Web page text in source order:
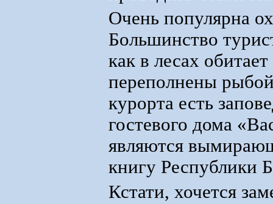
Очень популярна
Большинство
как в лесах
переполнены
курорта есть
гостевого дома
являются
книгу Республики
Кстати, хочется